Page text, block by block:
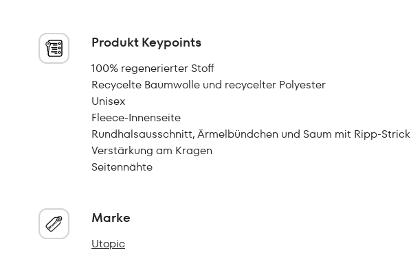
Produkt Keypoints
100% regenerierter Stoff
Recycelte Baumwolle und recycelter Polyester
Unisex
Fleece-Innenseite
Rundhalsausschnitt, Ärmelbündchen und Saum mit Ripp-Strick
Verstärkung am Kragen
Seitennähte
Marke
Utopic